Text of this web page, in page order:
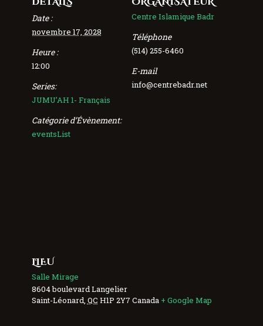
Date :
novembre 17, 2028
Heure :
12:00
Series:
JUMU’AH 1- Français
Catégorie d’Évènement:
eventsList
Centre Islamique Badr
Téléphone
(514) 255-6460
E-mail
info@centrebadr.net
LIEU
Salle Mirage
8604 boulevard Langelier
Saint-Léonard QC H1P 2Y7 Canada + Google Map